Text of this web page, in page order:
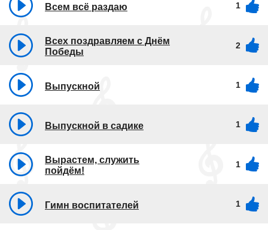
Всем всё раздаю 1
Всех поздравляем с Днём
Победы
2
Выпускной 1
Выпускной в садике 1
Вырастем, служить
пойдём!
1
Гимн воспитателей 1